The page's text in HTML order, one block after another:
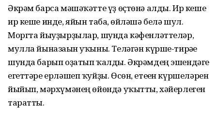
Әкрәм барса мәшәҡәтте үҙ өҫтөнә алды. Ир кеше
ир кеше инде, яйын таба, һөйләшә белә шул.
Моргта йыуҙырҙылар, шунда кәфенләттеләр,
мулла йыназаһын уҡыны. Теләгән күрше-тирәһе
шунда барып оҙатып ҡалды. Әкрәмдең эшендәге
егеттәре ерләшеп ҡуйҙы. Өсөн, етеһен күршеләрен
йыйып, мәрхүмәнең өйөндә уҡытты, хәйерлеген
таратты.